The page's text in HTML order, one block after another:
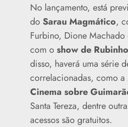
No lançamento, está
doSarau Magmático,
Furbino, Dione
com oshow de
disso, haverá uma série
correlacionadas, como a
Cinema sobre
Santa Tereza, dentre
acessos são gratuitos.